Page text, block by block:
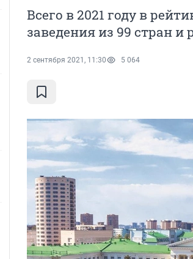
Всего в 2021 году в
заведения из 99 стран и
2 сентября 2021, 11:30 5 064